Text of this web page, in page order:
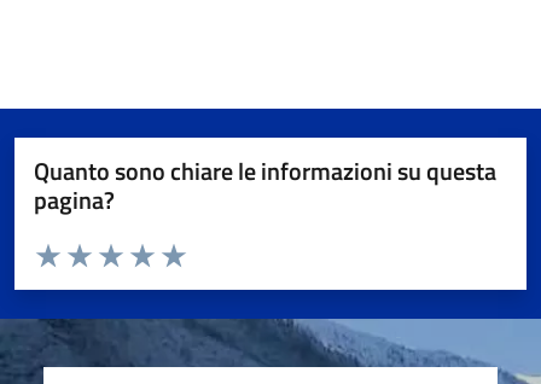
Quanto sono chiare le informazioni su questa
pagina?
Valuta da 1 a 5 stelle la pagina
Valuta 5 stelle su 5
Valuta 4 stelle su 5
Valuta 3 stelle su 5
Valuta 2 stelle su 5
Valuta 1 stelle su 5